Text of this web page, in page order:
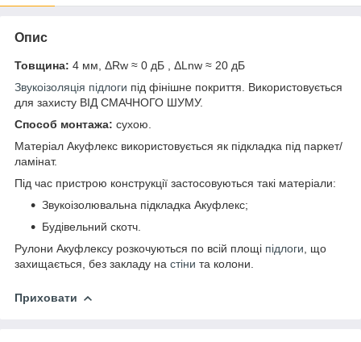
Опис
Товщина: 4 мм, ΔRw ≈ 0 дБ , ΔLnw ≈ 20 дБ
Звукоізоляція підлоги під фінішне покриття. Використовується
для захисту ВІД СМАЧНОГО ШУМУ.
Способ монтажа: сухою.
Матеріал Акуфлекс використовується як підкладка під паркет/
ламінат.
Під час пристрою конструкції застосовуються такі матеріали:
Звукоізолювальна підкладка Акуфлекс;
Будівельний скотч.
Рулони Акуфлексу розкочуються по всій площі підлоги , що
захищається, без закладу на стіни та колони.
Приховати